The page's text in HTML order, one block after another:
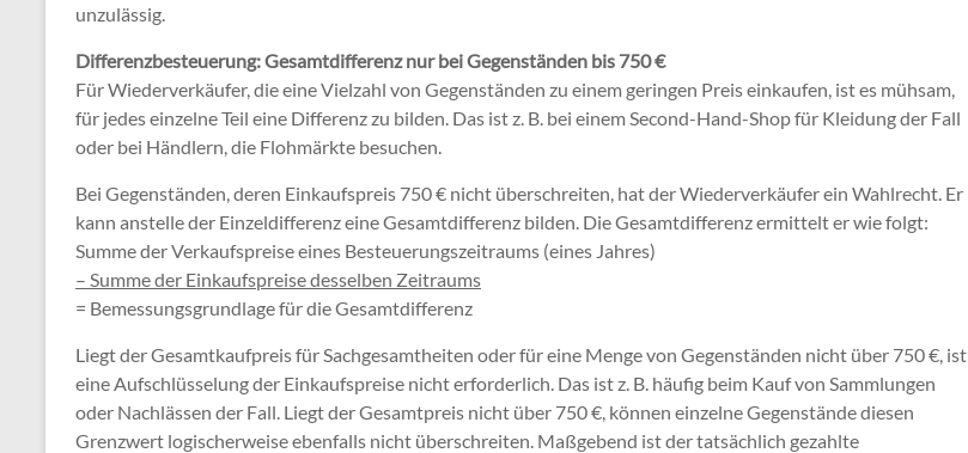
unzulässig.
Differenzbesteuerung: Gesamtdifferenz nur bei Gegenständen bis 750 €
Für Wiederverkäufer, die eine Vielzahl von Gegenständen zu einem geringen Preis einkaufen, ist es mühsam,
für jedes einzelne Teil eine Differenz zu bilden. Das ist z. B. bei einem Second-Hand-Shop für Kleidung der Fall
oder bei Händlern, die Flohmärkte besuchen.
Bei Gegenständen, deren Einkaufspreis 750 € nicht überschreiten, hat der Wiederverkäufer ein Wahlrecht. Er
kann anstelle der Einzeldifferenz eine Gesamtdifferenz bilden. Die Gesamtdifferenz ermittelt er wie folgt:
Summe der Verkaufspreise eines Besteuerungszeitraums (eines Jahres)
– Summe der Einkaufspreise desselben Zeitraums
= Bemessungsgrundlage für die Gesamtdifferenz
Liegt der Gesamtkaufpreis für Sachgesamtheiten oder für eine Menge von Gegenständen nicht über 750 €, ist
eine Aufschlüsselung der Einkaufspreise nicht erforderlich. Das ist z. B. häufig beim Kauf von Sammlungen
oder Nachlässen der Fall. Liegt der Gesamtpreis nicht über 750 €, können einzelne Gegenstände diesen
Grenzwert logischerweise ebenfalls nicht überschreiten. Maßgebend ist der tatsächlich gezahlte